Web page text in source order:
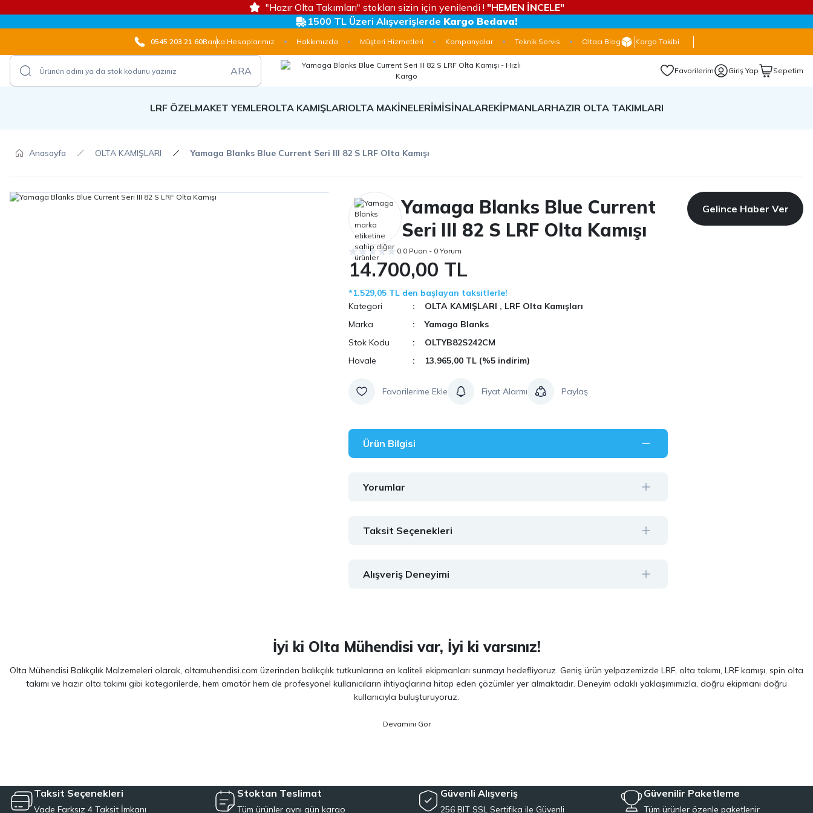
"Hazır Olta Takımları" stokları sizin için yenilendi ! "HEMEN İNCELE"
1500 TL Üzeri Alışverişlerde Kargo Bedava!
0545 203 21 60Banka Hesaplarımız Hakkımızda Müşteri Hizmetleri Kampanyalar Teknik Servis Oltacı Blog Kargo Takibi
ARA Favorilerim Giriş Yap Sepetim
LRF ÖZELMAKET YEMLEROLTA KAMIŞLARIOLTA MAKİNELERİMİSİNALAREKİPMANLARHAZIR OLTA TAKIMLARI
Anasayfa OLTA KAMIŞLARI Yamaga Blanks Blue Current Seri III 82 S LRF Olta Kamışı
Yamaga Blanks Blue Current
Seri III 82 S LRF Olta Kamışı
0.0 Puan - 0 Yorum
14.700,00 TL
*1.529,05 TL den başlayan taksitlerle!
Kategori
OLTA KAMIŞLARI , LRF Olta Kamışları
Marka
Yamaga Blanks
Stok Kodu
OLTYB82S242CM
Havale
13.965,00 TL (%5 indirim)
Fiyat Alarmı Paylaş
Ürün Bilgisi
Yorumlar
Taksit Seçenekleri
Alışveriş Deneyimi
Gelince Haber Ver
İyi ki Olta Mühendisi var, İyi ki varsınız!
Olta Mühendisi Balıkçılık Malzemeleri olarak, oltamuhendisi.com üzerinden balıkçılık tutkunlarına en kaliteli ekipmanları sunmayı hedefliyoruz. Geniş ürün yelpazemizde LRF, olta takımı, LRF kamışı, spin olta
takımı ve hazır olta takımı gibi kategorilerde, hem amatör hem de profesyonel kullanıcıların ihtiyaçlarına hitap eden çözümler yer almaktadır. Deneyim odaklı yaklaşımımızla, doğru ekipmanı doğru
kullanıcıyla buluşturuyoruz.
Shimano, Daiwa, Hanfish, Fujin ve Ryuji gibi lider markaların en güncel ve performans odaklı modellerinden oluşur. Özellikle LRF avcılığı ve
çözümler sağlayan hazır olta takımı seçeneklerimizle, herkesin kolayca bu hobiye adım atmasını mümkün kılıyoruz. Her seviyeye uygun ekipmanları tek çatı altında topluyoruz.
Taksit Seçenekleri
Vade Farksız 4 Taksit İmkanı
Stoktan Teslimat
Tüm ürünler aynı gün kargo
Güvenli Alışveriş
256 BIT SSL Sertifika ile Güvenli
Güvenilir Paketleme
Tüm ürünler özenle paketlenir